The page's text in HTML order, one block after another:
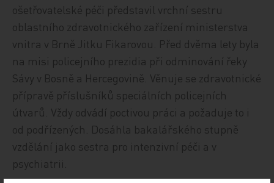
ošetřovatelské péči představil vrchní sestru
oblastního zdravotnického zařízení ministerstva
vnitra v Brně Jitku Fikarovou. Před dvěma lety byla
na misi policejního prezidia při odminování řeky
Sávy v Bosně a Hercegovině. Věnuje se zdravotnické
přípravě příslušníků speciálních policejních
útvarů. Vždy odvádí poctivou práci a požaduje to i
od podřízených. Dosáhla bakalářského stupně
vzdělání jako sestra pro intenzivní péči a v
psychiatrii.